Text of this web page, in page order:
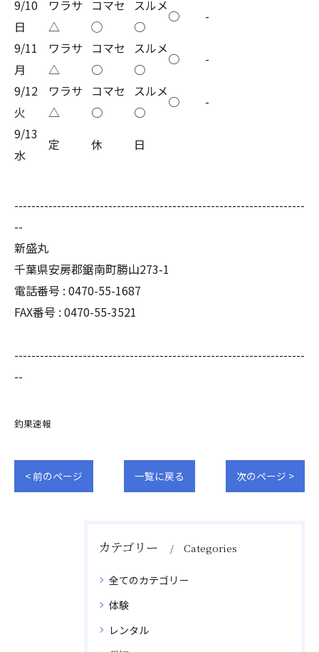
9/10
日
ワラサ
△
コマセ
◯
スルメ
○
○
-
9/11
月
ワラサ
△
コマセ
○
スルメ
○
○
-
9/12
火
ワラサ
△
コマセ
○
スルメ
○
○
-
9/13
水
定 休 日
--------------------------------------------------------------------
--
新盛丸
千葉県安房郡鋸南町勝山273-1
電話番号 : 0470-55-1687
FAX番号 : 0470-55-3521
--------------------------------------------------------------------
--
釣果速報
< 前のページ 一覧に戻る 次のページ >
カテゴリー Categories
全てのカテゴリー
体験
レンタル